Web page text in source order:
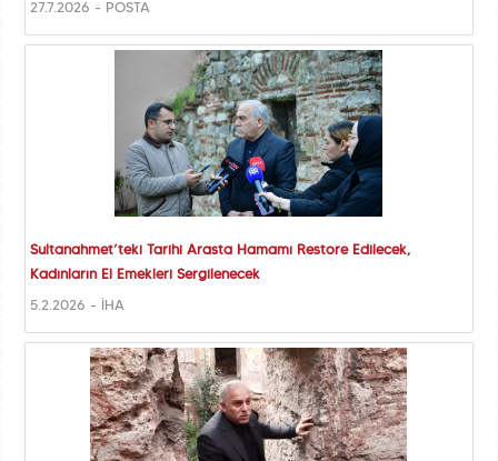
27.7.2026 - POSTA
Sultanahmet’teki Tarihi Arasta Hamamı Restore Edilecek,
Kadınların El Emekleri Sergilenecek
5.2.2026 - İHA